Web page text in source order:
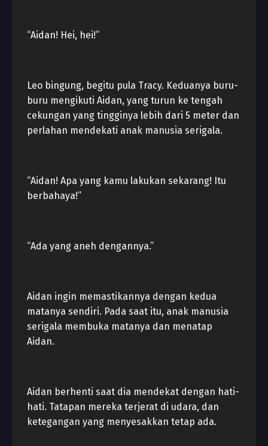
“Aidan! Hei, hei!”
Leo bingung, begitu pula Tracy. Keduanya buru-
buru mengikuti Aidan, yang turun ke tengah
cekungan yang tingginya lebih dari 5 meter dan
perlahan mendekati anak manusia serigala.
“Aidan! Apa yang kamu lakukan sekarang! Itu
berbahaya!”
“Ada yang aneh dengannya.”
Aidan ingin memastikannya dengan kedua
matanya sendiri. Pada saat itu, anak manusia
serigala membuka matanya dan menatap
Aidan.
Aidan berhenti saat dia mendekat dengan hati-
hati. Tatapan mereka terjerat di udara, dan
ketegangan yang menyesakkan tetap ada.